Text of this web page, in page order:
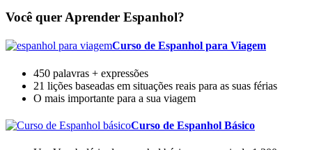
Você quer Aprender Espanhol?
Curso de Espanhol para Viagem
450 palavras + expressões
21 lições baseadas em situações reais para as suas férias
O mais importante para a sua viagem
Curso de Espanhol Básico